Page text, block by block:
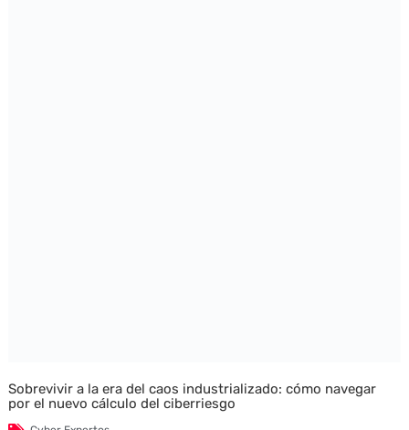
Sobrevivir a la era del caos industrializado: cómo navegar
por el nuevo cálculo del ciberriesgo